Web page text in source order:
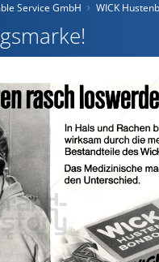
Service GmbH WICK